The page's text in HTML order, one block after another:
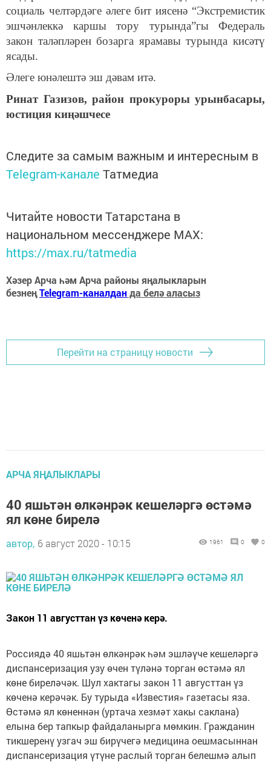
социаль челтәрдәге әлеге бит иясенә “Экстремистик
эшчәнлеккә каршы тору турында”гы Федераль
закон таләпләрен бозарга ярамавы турында кисәтү
ясады.
Әлеге юнәлештә эш дәвам итә.
Ринат Газизов, район прокуроры урынбасары,
юстиция киңәшчесе
Следите за самым важным и интересным в
Telegram-канале Татмедиа
Читайте новости Татарстана в
национальном мессенджере MАХ:
https://max.ru/tatmedia
Хәзер Арча һәм Арча районы яңалыкларын
безнеңTelegram-каналданда белә аласыз
Перейти на страницу новости
АРЧА ЯҢАЛЫКЛАРЫ
40 яшьтән өлкәнрәк кешеләргә өстәмә
ял көне бирелә
автор, 6 август 2020 - 10:15 1961 0 0
Закон 11 августтан үз көченә керә.
Россиядә 40 яшьтән өлкәнрәк һәм эшләүче кешеләргә
диспансеризация узу өчен түләнә торган өстәмә ял
көне биреләчәк. Шул хактагы закон 11 августтан үз
көченә керәчәк. Бу турыда «Известия» газетасы яза.
Өстәмә ял көненнән (уртача хезмәт хакы саклана)
елына бер тапкыр файдаланырга мөмкин. Гражданин
тикшеренү узгач эш бирүчегә медицина оешмасыннан
диспансеризация үтүне раслый торган белешмә алып